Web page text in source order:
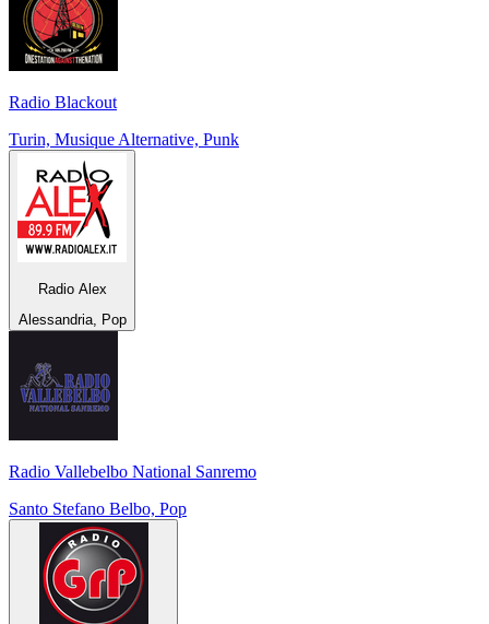
Radio Blackout
Turin, Musique Alternative, Punk
Radio Alex
Alessandria, Pop
Radio Vallebelbo National Sanremo
Santo Stefano Belbo, Pop